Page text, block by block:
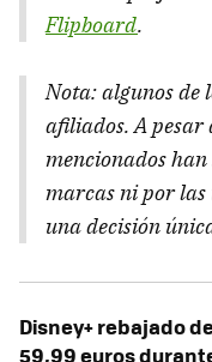
Flipboard.
Nota: algunos de
afiliados. A pesar
mencionados
marcas ni por
una decisión
Disney+ rebajado
59,99 euros